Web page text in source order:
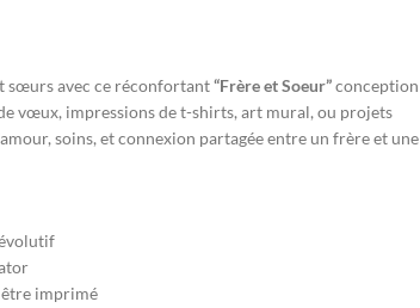
sœurs avec ce réconfortant“Frère et Soeur”conception
vœux, impressions de t-shirts, art mural, ou projets
soins, et connexion partagée entre un frère et une
imprimé